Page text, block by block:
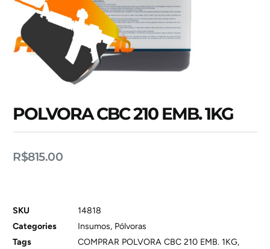
POLVORA CBC 210 EMB. 1KG
R$815.00
SKU
14818
Categories
Insumos, Pólvoras
Tags
COMPRAR POLVORA CBC 210 EMB. 1KG,